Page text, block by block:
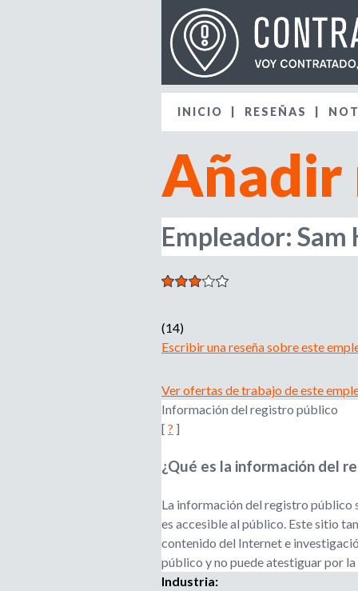
Añadir
Empleador: Sam
(14)
Escribir una reseña sobre este
Ver ofertas de trabajo de este
Información del registro público
[ ? ]
¿Qué es la información del
La información del registro público
es accesible al público. Este sitio
contenido del Internet e
público y no puede atestiguar por
Industria:
INICIO RESEÑAS